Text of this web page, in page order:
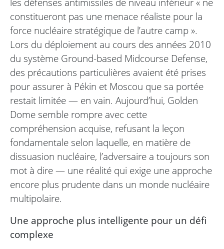
constitueront pas une menace réaliste pour la
force nucléaire stratégique de l’autre camp ».
Lors du déploiement au cours des années 2010
du système Ground-based Midcourse Defense,
des précautions particulières avaient été prises
pour assurer à Pékin et Moscou que sa portée
restait limitée — en vain. Aujourd’hui, Golden
Dome semble rompre avec cette
compréhension acquise, refusant la leçon
fondamentale selon laquelle, en matière de
dissuasion nucléaire, l’adversaire a toujours son
mot à dire — une réalité qui exige une approche
encore plus prudente dans un monde nucléaire
multipolaire.
Une approche plus intelligente pour un défi
complexe